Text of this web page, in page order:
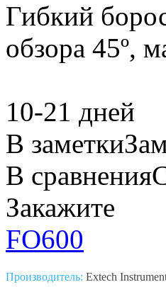
Гибкий
обзора 45º,
10-21 дней
В заметки
В сравнения
Закажите
FO600
Производитель: Extech